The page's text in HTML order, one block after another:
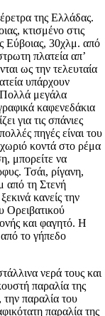
της Ελλάδας.
κτισμένο στις
Εύβοιας, 30χλμ. από
πλατεία απ’
ως την τελευταία
υπάρχουν
Πολλά μεγάλα
καφενεδάκια
για τις σπάνιες
πηγές είναι του
κοντά στο ρέμα
μπορείτε να
Τσάι, ρίγανη,
από τη Στενή
κανείς την
Ορειβατικού
και φαγητό. Η
το γήπεδο
νερά τους και
παραλία της
παραλία του
παραλία της